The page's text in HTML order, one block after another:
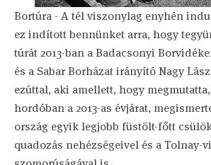
Bortúra - A tél viszonylag enyhén
ez indított bennünket arra, hogy
túrát 2013-ban a Badacsonyi
és a Sabar Borházat irányító Nagy
ezúttal, aki amellett, hogy
hordóban a 2013-as évjárat,
ország egyik legjobb füstölt-főtt
quadozás nehézségeivel és a Tolnay-